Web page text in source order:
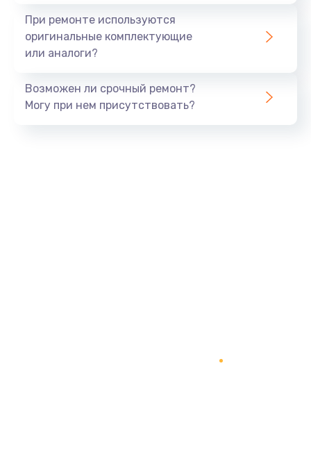
При ремонте используются
оригинальные комплектующие
или аналоги?
Возможен ли срочный ремонт?
Могу при нем присутствовать?